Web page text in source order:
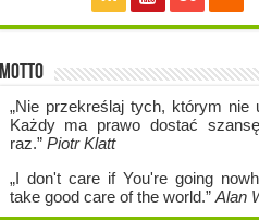
Motto
„Nie przekreślaj tych, którym nie
Każdy ma prawo dostać
raz.” Piotr Klatt
„I don't care if You're going no
take good care of the world.” Alan